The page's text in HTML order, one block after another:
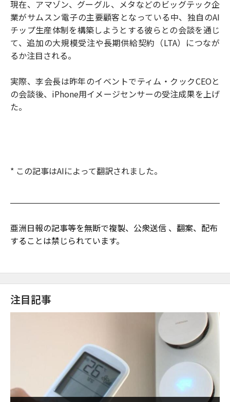
現在、アマゾン、グーグル、メタなどのビッグテック企
業がサムスン電子の主要顧客となっている中、独自のAI
チップ生産体制を構築しようとする彼らとの会談を通じ
て、追加の大規模受注や長期供給契約（LTA）につなが
るか注目される。
実際、李会長は昨年のイベントでティム・クックCEOと
の会談後、iPhone用イメージセンサーの受注成果を上げ
た。
* この記事はAIによって翻訳されました。
亜洲日報の記事等を無断で複製、公衆送信 、翻案、配布
することは禁じられています。
注目記事